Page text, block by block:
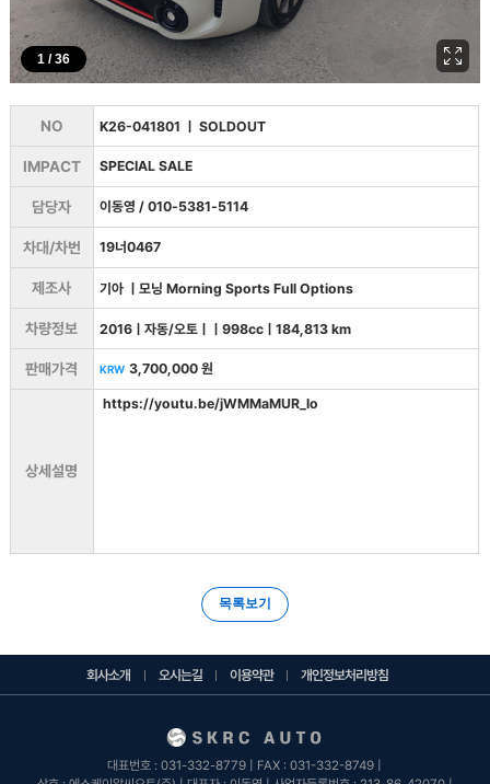
1 / 36
NO K26-041801 ㅣ SOLDOUT
IMPACT SPECIAL SALE
담당자 이동영 / 010-5381-5114
차대/차번 19너0467
제조사 기아 ㅣ 모닝 Morning Sports Full Options
차량정보 2016ㅣ 자동/오토ㅣ ㅣ 998ccㅣ 184,813 km
판매가격 KRW 3,700,000 원
상세설명
https://youtu.be/jWMMaMUR_lo
목록보기
회사소개 오시는길 이용약관 개인정보처리방침
대표번호 : 031-332-8779 | FAX : 031-332-8749 |